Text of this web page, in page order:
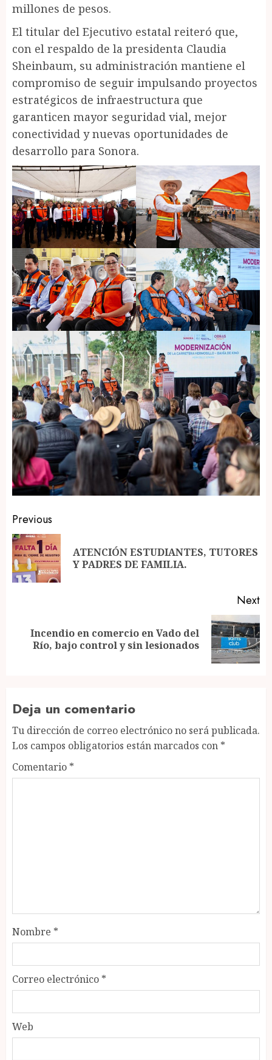
millones de pesos.
El titular del Ejecutivo estatal reiteró que,
con el respaldo de la presidenta Claudia
Sheinbaum, su administración mantiene el
compromiso de seguir impulsando proyectos
estratégicos de infraestructura que
garanticen mayor seguridad vial, mejor
conectividad y nuevas oportunidades de
desarrollo para Sonora.
Post
navigation
Previous
ATENCIÓN ESTUDIANTES, TUTORES
Y PADRES DE FAMILIA.
Next
Next
post:
Incendio en comercio en Vado del
Río, bajo control y sin lesionados
Deja un comentario
Tu dirección de correo electrónico no será publicada.
Los campos obligatorios están marcados con *
Comentario *
Nombre *
Correo electrónico *
Web